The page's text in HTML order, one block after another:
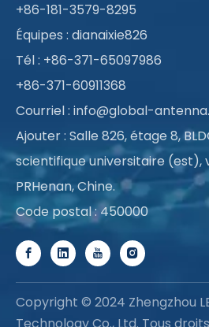
+86-181-3579-8295
Équipes : dianaixie826
Tél : +86-371-65097986
+86-371-60911368
Courriel : info@global-
Ajouter : Salle 826, étage 8,
scientifique universitaire (est),
PRHenan, Chine.
Code postal : 450000
Copyright © 2024 Zhengzhou